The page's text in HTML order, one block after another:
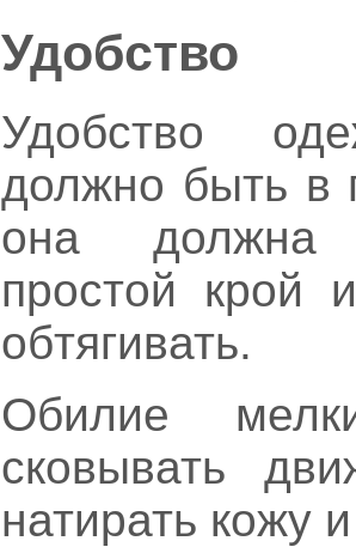
Удобство
Удобство
должно быть в
она должна
простой крой
обтягивать.
Обилие
сковывать
натирать кожу